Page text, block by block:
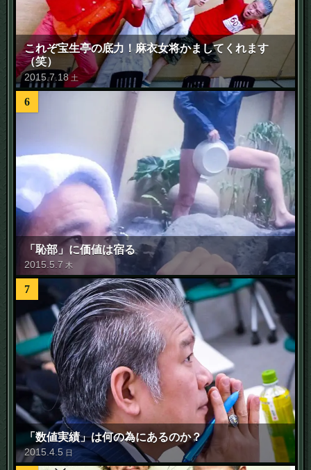
これぞ宝生亭の底力！麻衣女将かましてくれます
（笑）
2015.7. 18 土
6
「恥部」に価値は宿る
2015 5 .7 木
7
「数値実績」は何の為にあるのか？
2015 .4 .5 日